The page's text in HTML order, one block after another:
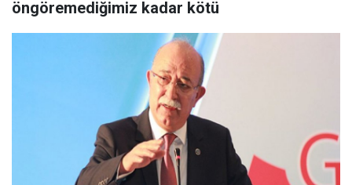
öngöremediğimiz kadar kötü